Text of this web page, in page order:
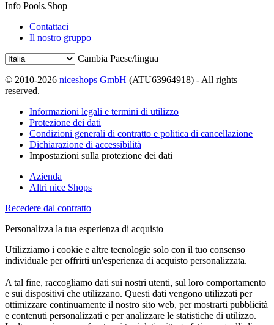
Info Pools.Shop
Contattaci
Il nostro gruppo
Cambia Paese/lingua
© 2010-2026 niceshops GmbH (ATU63964918) - All rights
reserved.
Informazioni legali e termini di utilizzo
Protezione dei dati
Condizioni generali di contratto e politica di cancellazione
Dichiarazione di accessibilità
Impostazioni sulla protezione dei dati
Azienda
Altri nice Shops
Recedere dal contratto
Personalizza la tua esperienza di acquisto
Utilizziamo i cookie e altre tecnologie solo con il tuo consenso
individuale per offrirti un'esperienza di acquisto personalizzata.
A tal fine, raccogliamo dati sui nostri utenti, sul loro comportamento
e sui dispositivi che utilizzano. Questi dati vengono utilizzati per
ottimizzare continuamente il nostro sito web, per mostrarti pubblicità
e contenuti personalizzati e per analizzare le statistiche di utilizzo.